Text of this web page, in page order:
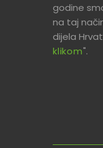
godine
na taj
dijela
klikom".